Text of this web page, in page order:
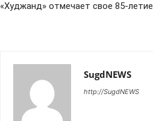
«Худжанд» отмечает свое 85-летие
SugdNEWS
http://SugdNEWS